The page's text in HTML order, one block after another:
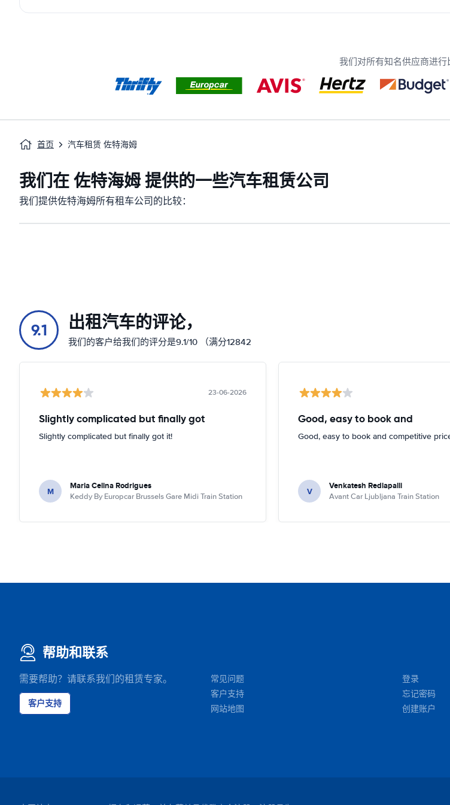
我们对所有知名供应商进行
首页 汽车租赁 佐特海姆
我们在 佐特海姆 提供的一些汽车租赁公司
我们提供佐特海姆所有租车公司的比较：
9.1 出租汽车的评论，
我们的客户给我们的评分是9.1/10 （满分12842
23-06-2026
Slightly complicated but finally got
Slightly complicated but finally got it!
M Maria Celina Rodrigues
Keddy By Europcar Brussels Gare Midi Train Station
Good, easy to book and
Good, easy to book and competitive
V Venkatesh Redlapalli
Avant Car Ljubljana Train Station
帮助和联系
需要帮助？请联系我们的租赁专家。
客户支持
常见问题
客户支持
网站地图
登录
忘记密码
创建账户